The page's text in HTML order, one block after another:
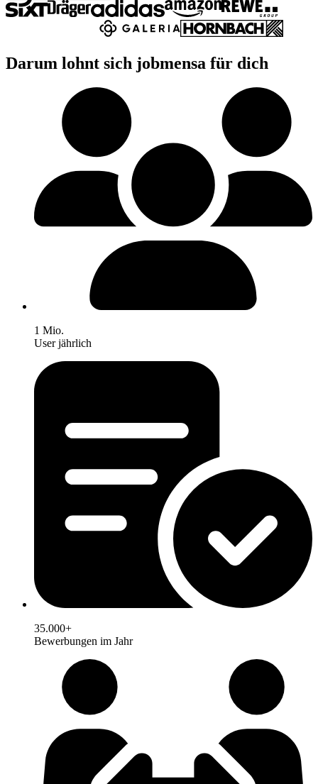
Darum lohnt sich jobmensa für dich
1 Mio.
User jährlich
35.000+
Bewerbungen im Jahr